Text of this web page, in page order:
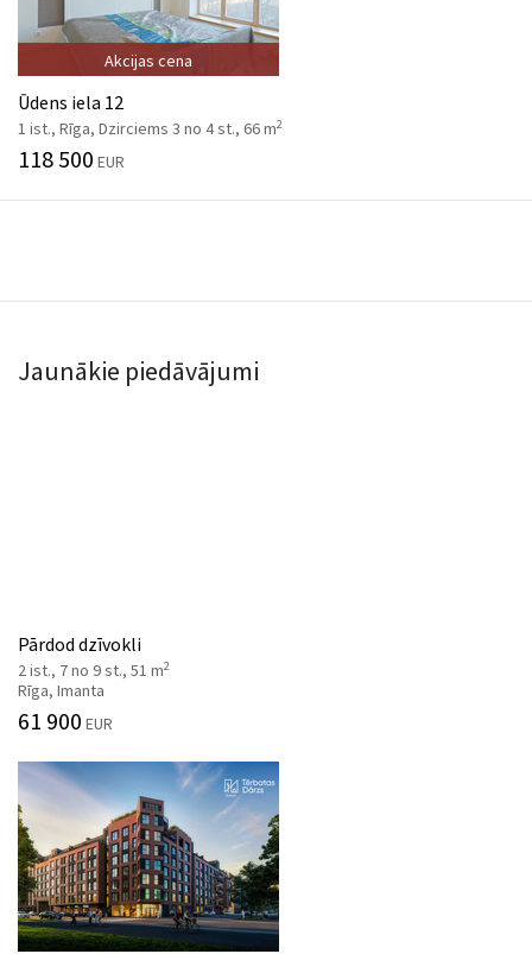
Akcijas cena
Ūdens iela 12
1 ist., Rīga, Dzirciems 3 no 4 st., 66 m2
118 500 EUR
Jaunākie piedāvājumi
Pārdod dzīvokli
2 ist., 7 no 9 st., 51 m2
Rīga, Imanta
61 900 EUR